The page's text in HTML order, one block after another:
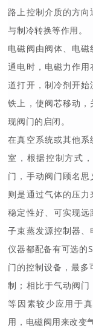
路上控制介质的方
与制冷转换等作用。
电磁阀由阀体、电
通电时，电磁力作
道打开，制冷剂开
铁上，使阀芯移动
现阀门的启闭。
在真空系统或其他
室，根据控制方式
门，手动阀门顾名
则是通过气体的压力
稳定性好、可实现
子束蒸发源控制器
仪器都配备有可选的
门的控制设备，最
制；相比于气动阀
等因素较少应用于
用，电磁阀用来改变